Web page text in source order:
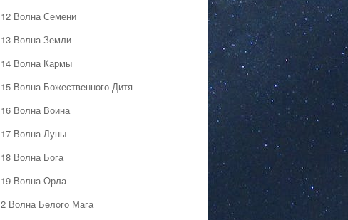
12 Волна Семени
13 Волна Земли
14 Волна Кармы
15 Волна Божественного Дитя
16 Волна Воина
17 Волна Луны
18 Волна Бога
19 Волна Орла
2 Волна Белого Мага